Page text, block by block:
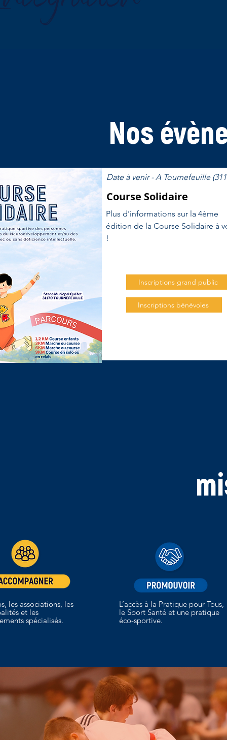
Nos
Date à venir - A Tournefeuille
Course Solidaire
Plus d'informations sur la 4ème
édition de la Course Solidaire à
!
Inscriptions grand public
Inscriptions bénévoles
les associations, les
et les
spécialisés.
L’accès à la Pratique pour Tous,
le Sport Santé et une pratique
éco-sportive.